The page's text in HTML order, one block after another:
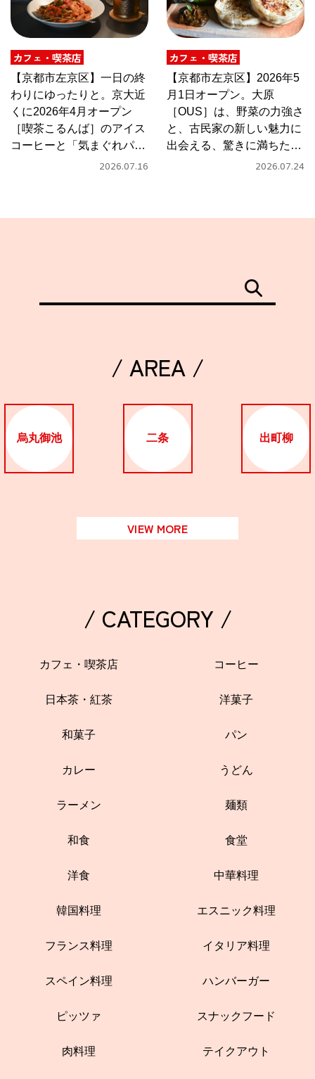
カフェ・喫茶店
【京都市左京区】一日の終
わりにゆったりと。京大近
くに2026年4月オープン
［喫茶こるんば］のアイス
コーヒーと「気まぐれパス
2026.07.16
カフェ・喫茶店
【京都市左京区】2026年5
月1日オープン。大原
［OUS］は、野菜の力強さ
と、古民家の新しい魅力に
出会える、驚きに満ちたカ
2026.07.24
/ AREA /
烏丸御池 二条 出町柳
VIEW MORE
/ CATEGORY /
カフェ・喫茶店 コーヒー
日本茶・紅茶 洋菓子
和菓子 パン
カレー うどん
ラーメン 麺類
和食 食堂
洋食 中華料理
韓国料理 エスニック料理
フランス料理 イタリア料理
スペイン料理 ハンバーガー
ピッツァ スナックフード
肉料理 テイクアウト